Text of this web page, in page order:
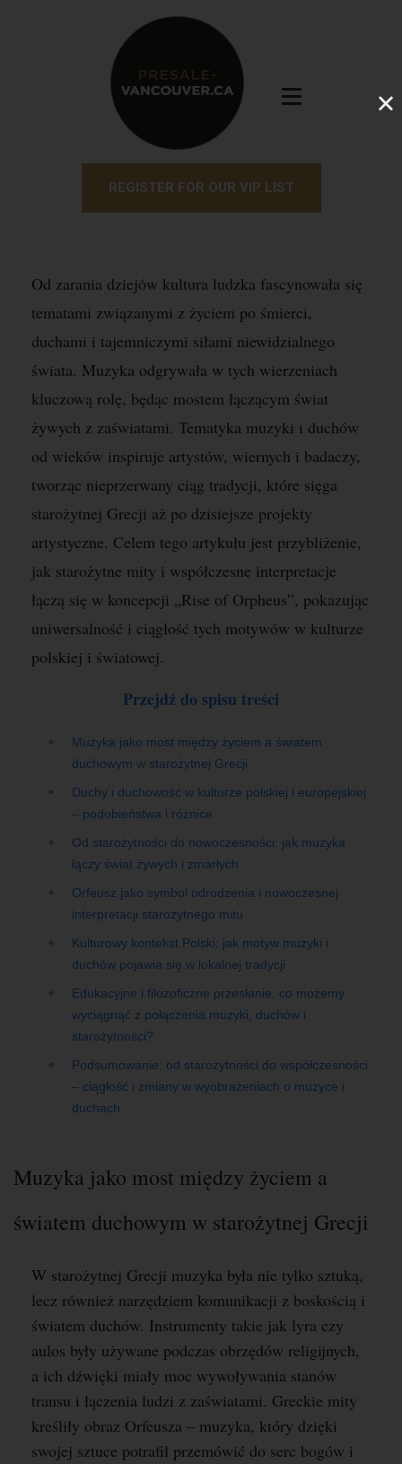
REGISTER FOR OUR VIP LIST
Od zarania dziejów kultura ludzka fascynowała się
tematami związanymi z życiem po śmierci,
duchami i tajemniczymi siłami niewidzialnego
świata. Muzyka odgrywała w tych wierzeniach
kluczową rolę, będąc mostem łączącym świat
żywych z zaświatami. Tematyka muzyki i duchów
od wieków inspiruje artystów, wiernych i badaczy,
tworząc nieprzerwany ciąg tradycji, które sięga
starożytnej Grecji aż po dzisiejsze projekty
artystyczne. Celem tego artykułu jest przybliżenie,
jak starożytne mity i współczesne interpretacje
łączą się w koncepcji „Rise of Orpheus”, pokazując
uniwersalność i ciągłość tych motywów w kulturze
polskiej i światowej.
Przejdź do spisu treści
Muzyka jako most między życiem a światem
duchowym w starożytnej Grecji
Duchy i duchowość w kulturze polskiej i europejskiej
– podobieństwa i różnice
Od starożytności do nowoczesności: jak muzyka
łączy świat żywych i zmarłych
Orfeusz jako symbol odrodzenia i nowoczesnej
interpretacji starożytnego mitu
Kulturowy kontekst Polski: jak motyw muzyki i
duchów pojawia się w lokalnej tradycji
Edukacyjne i filozoficzne przesłanie: co możemy
wyciągnąć z połączenia muzyki, duchów i
starożytności?
Podsumowanie: od starożytności do współczesności
– ciągłość i zmiany w wyobrażeniach o muzyce i
duchach
Muzyka jako most między życiem a
światem duchowym w starożytnej Grecji
W starożytnej Grecji muzyka była nie tylko sztuką,
lecz również narzędziem komunikacji z boskością i
światem duchów. Instrumenty takie jak lyra czy
aulos były używane podczas obrzędów religijnych,
a ich dźwięki miały moc wywoływania stanów
transu i łączenia ludzi z zaświatami. Greckie mity
kreśliły obraz Orfeusza – muzyka, który dzięki
swojej sztuce potrafił przemówić do serc bogów i